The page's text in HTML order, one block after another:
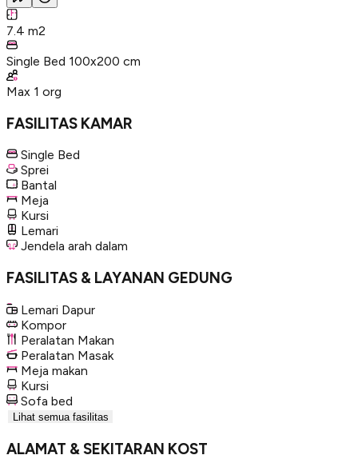
7.4 m2
Single Bed 100x200 cm
Max 1 org
FASILITAS KAMAR
Single Bed
Sprei
Bantal
Meja
Kursi
Lemari
Jendela arah dalam
FASILITAS & LAYANAN GEDUNG
Lemari Dapur
Kompor
Peralatan Makan
Peralatan Masak
Meja makan
Kursi
Sofa bed
Lihat semua fasilitas
ALAMAT & SEKITARAN KOST